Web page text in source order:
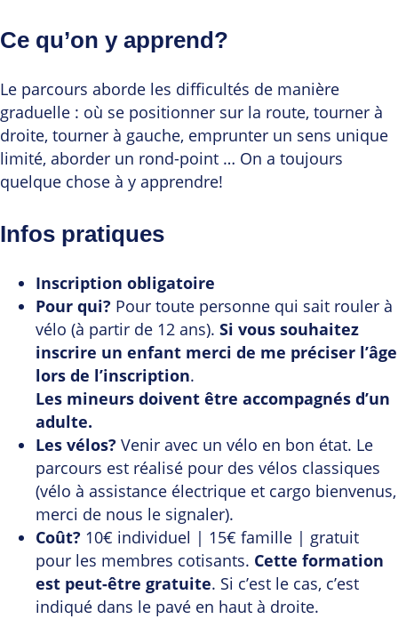
Ce qu’on y apprend?
Le parcours aborde les difficultés de manière
graduelle : où se positionner sur la route, tourner à
droite, tourner à gauche, emprunter un sens unique
limité, aborder un rond-point … On a toujours
quelque chose à y apprendre!
Infos pratiques
Inscription obligatoire
Pour qui? Pour toute personne qui sait rouler à
vélo (à partir de 12 ans). Si vous souhaitez
inscrire un enfant merci de me préciser l’âge
lors de l’inscription.
Les mineurs doivent être accompagnés d’un
adulte.
Les vélos? Venir avec un vélo en bon état. Le
parcours est réalisé pour des vélos classiques
(vélo à assistance électrique et cargo bienvenus,
merci de nous le signaler).
Coût? 10€ individuel | 15€ famille | gratuit
pour les membres cotisants. Cette formation
est peut-être gratuite. Si c’est le cas, c’est
indiqué dans le pavé en haut à droite.